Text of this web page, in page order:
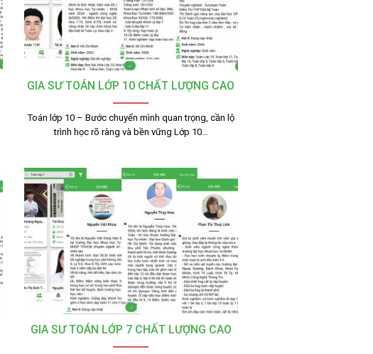
GIA SƯ TOÁN LỚP 10 CHẤT LƯỢNG CAO
Toán lớp 10 – Bước chuyển mình quan trọng, cần lộ
trình học rõ ràng và bền vững Lớp 10…
GIA SƯ TOÁN LỚP 7 CHẤT LƯỢNG CAO